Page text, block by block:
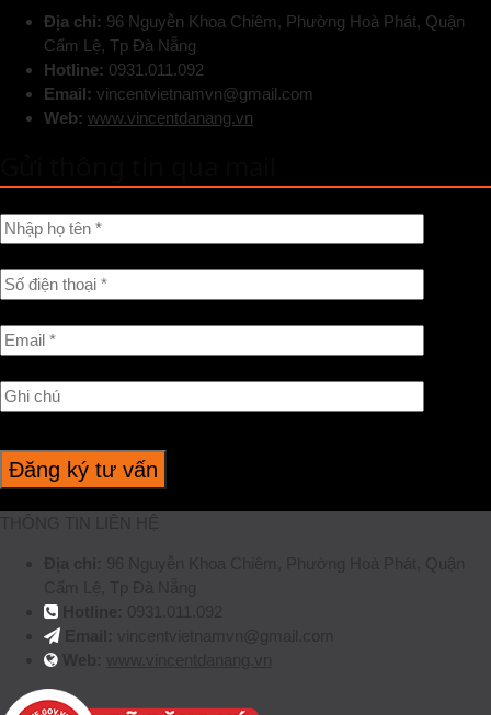
Địa chỉ: 96 Nguyễn Khoa Chiêm, Phường Hoà Phát, Quận
Cẩm Lệ, Tp Đà Nẵng
Hotline: 0931.011.092
Email: vincentvietnamvn@gmail.com
Web: www.vincentdanang.vn